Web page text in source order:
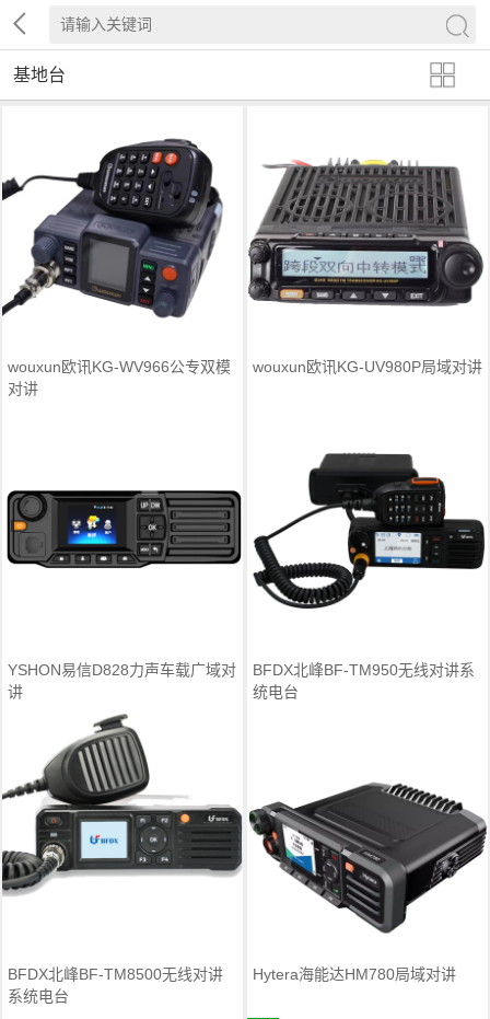
基地台
wouxun欧讯KG-WV966公专双模
对讲
wouxun欧讯KG-UV980P局域对讲
YSHON易信D828力声车载广域对
讲
BFDX北峰BF-TM950无线对讲系
统电台
BFDX北峰BF-TM8500无线对讲
系统电台
Hytera海能达HM780局域对讲